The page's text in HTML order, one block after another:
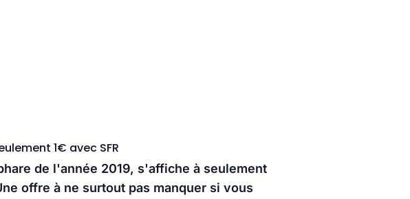
1€ avec SFR
de l'année 2019, s'affiche à seulement
offre à ne surtout pas manquer si vous